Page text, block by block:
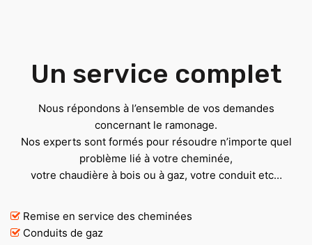
Un service complet
Nous répondons à l’ensemble de vos demandes
concernant le ramonage.
Nos experts sont formés pour résoudre n’importe quel
problème lié à votre cheminée,
votre chaudière à bois ou à gaz, votre conduit etc…
Remise en service des cheminées
Conduits de gaz